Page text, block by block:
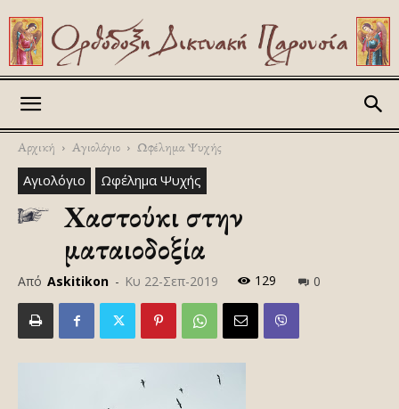
Αρχική Αγιολόγιο Ωφέλημα Ψυχής
Αγιολόγιο Ωφέλημα Ψυχής
Χαστούκι στην
ματαιοδοξία
Από Askitikon - Κυ 22-Σεπ-2019 129 0